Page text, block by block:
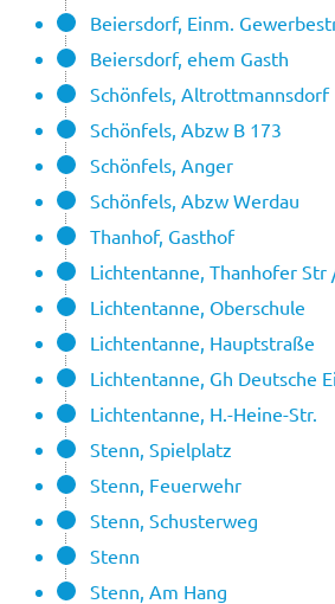
Beiersdorf, Einm.
Beiersdorf, ehem Gasth
Schönfels, Altrottmannsdorf
Schönfels, Abzw B 173
Schönfels, Anger
Schönfels, Abzw Werdau
Thanhof, Gasthof
Lichtentanne, Thanhofer Str
Lichtentanne, Oberschule
Lichtentanne, Hauptstraße
Lichtentanne, Gh Deutsche
Lichtentanne, H.-Heine-Str.
Stenn, Spielplatz
Stenn, Feuerwehr
Stenn, Schusterweg
Stenn
Stenn, Am Hang